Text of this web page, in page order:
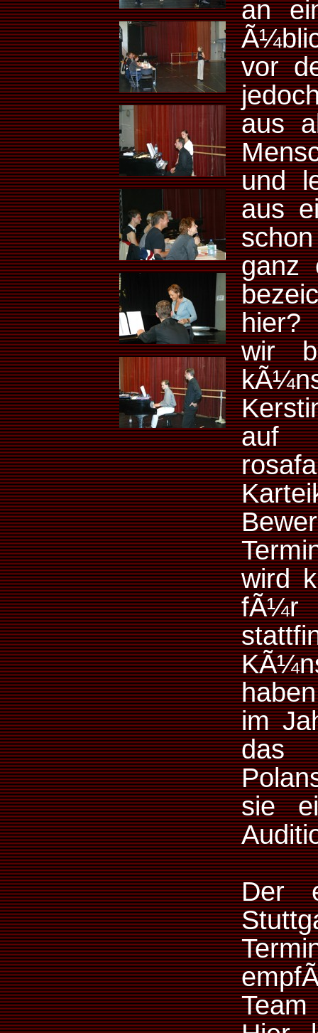
an
vor
aus
und
aus
ganz
hier?
wir
auf
wird
im
das
sie
Der